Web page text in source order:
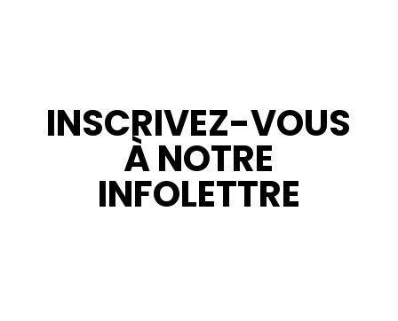
INSCRIVEZ-VOUS
À NOTRE
INFOLETTRE